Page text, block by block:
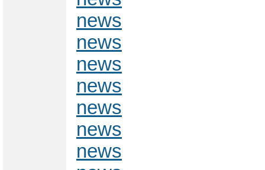
news
news
news
news
news
news
news